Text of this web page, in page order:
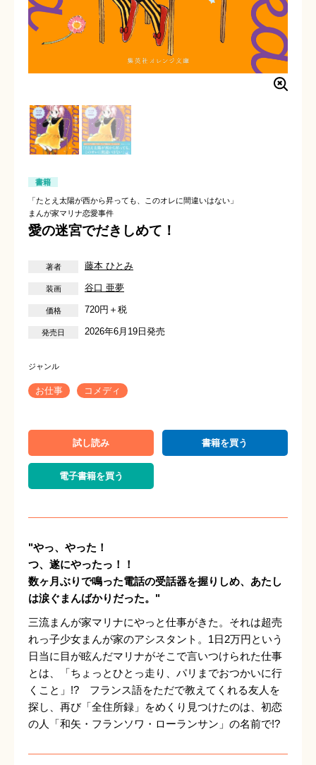
書籍
「たとえ太陽が西から昇っても、このオレに間違いはない」
まんが家マリナ恋愛事件
愛の迷宮でだきしめて！
藤本 ひとみ
谷口 亜夢
720円＋税
2026年6月19日発売
お仕事 コメディ
試し読み 書籍を買う
電子書籍を買う
"やっ、やった！
つ、遂にやったっ！！
数ヶ月ぶりで鳴った電話の受話器を握りしめ、あたし
は涙ぐまんばかりだった。"
三流まんが家マリナにやっと仕事がきた。それは超売
れっ子少女まんが家のアシスタント。1日2万円という
日当に目が眩んだマリナがそこで言いつけられた仕事
とは、「ちょっとひとっ走り、パリまでおつかいに行
くこと」!? フランス語をただで教えてくれる友人を
探し、再び「全住所録」をめくり見つけたのは、初恋
の人「和矢・フランソワ・ローランサン」の名前で!?